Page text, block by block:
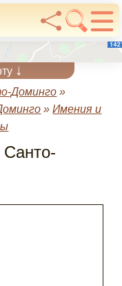
↓
Доминго »
»Имения и
Санто-